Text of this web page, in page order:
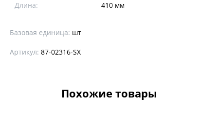
Длина:
410 мм
Базовая единица: шт
Артикул: 87-02316-SX
Похожие товары